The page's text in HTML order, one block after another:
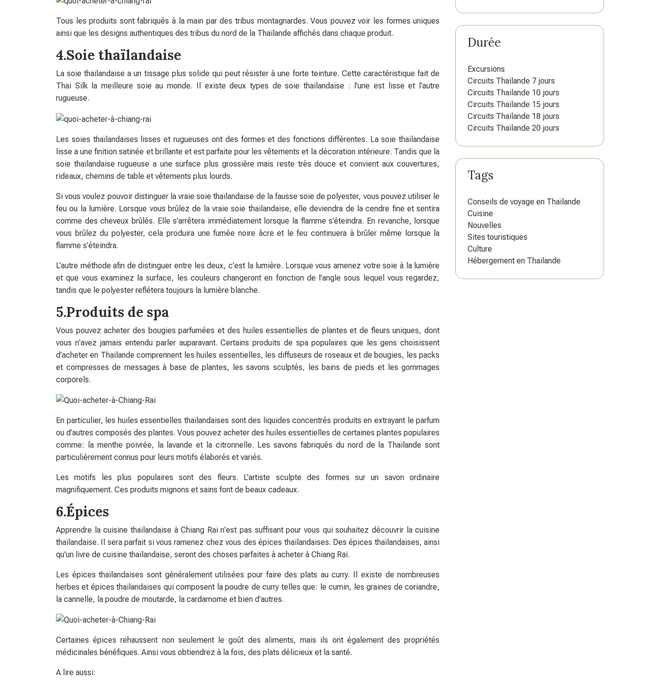
Tous les produits sont fabriqués à la main par des tribus montagnardes. Vous pouvez voir les formes uniques
ainsi que les designs authentiques des tribus du nord de la Thaïlande affichés dans chaque produit.
4.Soie thaïlandaise
La soie thaïlandaise a un tissage plus solide qui peut résister à une forte teinture. Cette caractéristique fait de
Thai Silk la meilleure soie au monde. Il existe deux types de soie thaïlandaise : l'une est lisse et l'autre
rugueuse.
Les soies thaïlandaises lisses et rugueuses ont des formes et des fonctions différentes. La soie thaïlandaise
lisse a une finition satinée et brillante et est parfaite pour les vêtements et la décoration intérieure. Tandis que la
soie thaïlandaise rugueuse a une surface plus grossière mais reste très douce et convient aux couvertures,
rideaux, chemins de table et vêtements plus lourds.
Si vous voulez pouvoir distinguer la vraie soie thaïlandaise de la fausse soie de polyester, vous pouvez utiliser le
feu ou la lumière. Lorsque vous brûlez de la vraie soie thaïlandaise, elle deviendra de la cendre fine et sentira
comme des cheveux brûlés. Elle s'arrêtera immédiatement lorsque la flamme s'éteindra. En revanche, lorsque
vous brûlez du polyester, cela produira une fumée noire âcre et le feu continuera à brûler même lorsque la
flamme s'éteindra.
L'autre méthode afin de distinguer entre les deux, c'est la lumière. Lorsque vous amenez votre soie à la lumière
et que vous examinez la surface, les couleurs changeront en fonction de l'angle sous lequel vous regardez,
tandis que le polyester reflétera toujours la lumière blanche.
5.Produits de spa
Vous pouvez acheter des bougies parfumées et des huiles essentielles de plantes et de fleurs uniques, dont
vous n'avez jamais entendu parler auparavant. Certains produits de spa populaires que les gens choisissent
d'acheter en Thaïlande comprennent les huiles essentielles, les diffuseurs de roseaux et de bougies, les packs
et compresses de messages à base de plantes, les savons sculptés, les bains de pieds et les gommages
corporels.
En particulier, les huiles essentielles thaïlandaises sont des liquides concentrés produits en extrayant le parfum
ou d'autres composés des plantes. Vous pouvez acheter des huiles essentielles de certaines plantes populaires
comme: la menthe poivrée, la lavande et la citronnelle. Les savons fabriqués du nord de la Thaïlande sont
particulièrement connus pour leurs motifs élaborés et variés.
Les motifs les plus populaires sont des fleurs. L'artiste sculpte des formes sur un savon ordinaire
magnifiquement. Ces produits mignons et sains font de beaux cadeaux.
6.Épices
Apprendre la cuisine thaïlandaise à Chiang Rai n'est pas suffisant pour vous qui souhaitez découvrir la cuisine
thaïlandaise. Il sera parfait si vous ramenez chez vous des épices thaïlandaises. Des épices thaïlandaises, ainsi
qu'un livre de cuisine thaïlandaise, seront des choses parfaites à acheter à Chiang Rai.
Les épices thaïlandaises sont généralement utilisées pour faire des plats au curry. Il existe de nombreuses
herbes et épices thaïlandaises qui composent la poudre de curry telles que: le cumin, les graines de coriandre,
la cannelle, la poudre de moutarde, la cardamome et bien d'autres.
Certaines épices rehaussent non seulement le goût des aliments, mais ils ont également des propriétés
médicinales bénéfiques. Ainsi vous obtiendrez à la fois, des plats délicieux et la santé.
A lire aussi:
Durée
Excursions
Circuits Thaïlande 7 jours
Circuits Thailande 10 jours
Circuits Thaïlande 15 jours
Circuits Thaïlande 18 jours
Circuits Thaïlande 20 jours
Tags
Conseils de voyage en Thaïlande
Cuisine
Nouvelles
Sites touristiques
Culture
Hébergement en Thailande